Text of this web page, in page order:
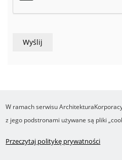
COPYRIGHT ©2016-2026 Ośrodek
Wykonanie i obsługa Yasne.pl
Footer
Regulamin Polityka
W ramach serwisu
z jego podstronami używane są pliki
Przeczytaj politykę prywatności